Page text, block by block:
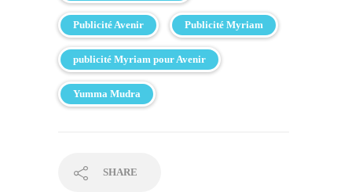
Publicité Avenir Publicité Myriam
publicité Myriam pour Avenir
Yumma Mudra
SHARE